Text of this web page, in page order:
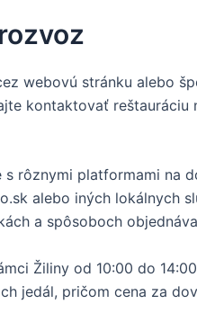
webovú stránku alebo
kontaktovať
rôznymi platformami na
alebo iných lokálnych
a spôsoboch
Žiliny od 10:00 do
jedál, pričom cena za